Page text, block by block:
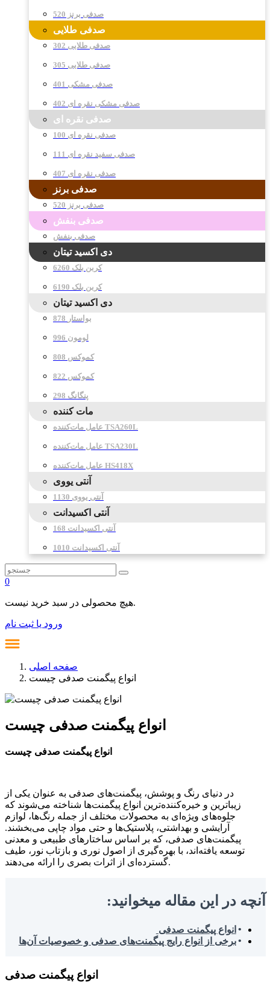
صدفی برنز 520
صدفی طلایی
صدفی طلایی 302
صدفی طلایی 305
صدفی مشکی 401
صدفی مشکی نقره ای 402
صدفی نقره ای
صدفی نقره ای 100
صدفی سفید نقره ای 111
صدفی نقره ای 407
صدفی برنز
صدفی برنز 520
صدفی بنفش
صدفی بنفش
دی اکسید تیتان
کربن بلک 6260
کربن بلک 6190
دی اکسید تیتان
878 بواستار
996 لومون
808 کموکس
822 کموکس
298 پنگانگ
مات کننده
عامل مات‌کننده TSA260L
عامل مات‌کننده TSA230L
عامل مات‌کننده HS418X
آنتی یووی
آنتی یووی 1130
آنتی اکسیدانت
آنتی اکسیدانت 168
آنتی اکسیدانت 1010
0
هیچ محصولی در سبد خرید نیست.
ورود یا ثبت نام
صفحه اصلی
انواع پیگمنت صدفی چیست
انواع پیگمنت صدفی چیست
انواع پیگمنت صدفی چیست
در دنیای رنگ و پوشش، پیگمنت‌های صدفی به عنوان یکی از
زیباترین و خیره‌کننده‌ترین انواع پیگمنت‌ها شناخته می‌شوند که
جلوه‌های ویژه‌ای به محصولات مختلف از جمله رنگ‌ها، لوازم
آرایشی و بهداشتی، پلاستیک‌ها و حتی مواد چاپی می‌بخشند.
پیگمنت‌های صدفی، که بر اساس ساختارهای طبیعی و معدنی
توسعه یافته‌اند، با بهره‌گیری از اصول نوری و بازتاب نور، طیف
گسترده‌ای از اثرات بصری را ارائه می‌دهند.
آنچه در این مقاله میخوانید:
انواع پیگمنت صدفی
برخی از انواع رایج پیگمنت‌های صدفی و خصوصیات آن‌ها